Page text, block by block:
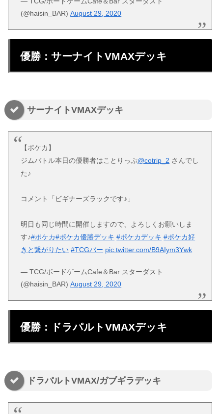
(@haisin_BAR)August 29, 2020
優勝：サーナイトVMAXデッキ
サーナイトVMAXデッキ
【ポケカ】
ジムバトル本日の優勝者はことりっぷ@cotrip_2 さんでし
た♪
コメント「ビギナーズラックです♪」
明日も同じ時間に開催しますので、よろしくお願いしま
す♪#ポケカ#ポケカ優勝デッキ #ポケカデッキ #ポケカ好
きと繋がりたい #TCGバー pic.twitter.com/B9AIym3Ywk
— TCG/ボードゲームCafe＆Bar スターダスト
(@haisin_BAR)August 29, 2020
優勝：ドラパルトVMAXデッキ
ドラパルトVMAX/ガブギラデッキ